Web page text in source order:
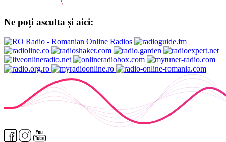
Ne poți asculta și aici: